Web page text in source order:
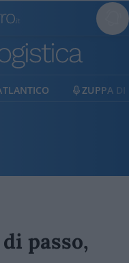
ZUPPA DI PORRO
passo,